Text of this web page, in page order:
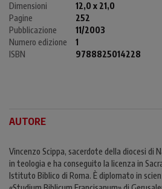
Dimensioni
12,0 x 21,0
Pagine
252
Pubblicazione
11/2003
Numero edizione
1
ISBN
9788825014228
AUTORE
Vincenzo Scippa, sacerdote della diocesi di
in teologia e ha conseguito la licenza in
Istituto Biblico di Roma. È diplomato in